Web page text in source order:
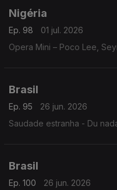
Nigéria
Ep. 98
01 jul. 2026
Opera Mini – Poco Lee,
Brasil
Ep. 95
26 jun. 2026
Saudade estranha - Du
Brasil
Ep. 100
26 jun. 2026